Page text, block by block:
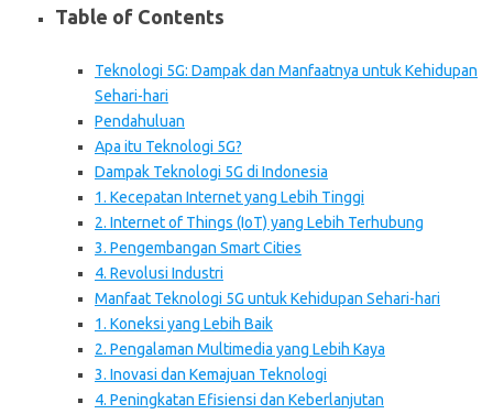
Table of Contents
Teknologi 5G: Dampak dan Manfaatnya untuk Kehidupan
Sehari-hari
Pendahuluan
Apa itu Teknologi 5G?
Dampak Teknologi 5G di Indonesia
1. Kecepatan Internet yang Lebih Tinggi
2. Internet of Things (IoT) yang Lebih Terhubung
3. Pengembangan Smart Cities
4. Revolusi Industri
Manfaat Teknologi 5G untuk Kehidupan Sehari-hari
1. Koneksi yang Lebih Baik
2. Pengalaman Multimedia yang Lebih Kaya
3. Inovasi dan Kemajuan Teknologi
4. Peningkatan Efisiensi dan Keberlanjutan